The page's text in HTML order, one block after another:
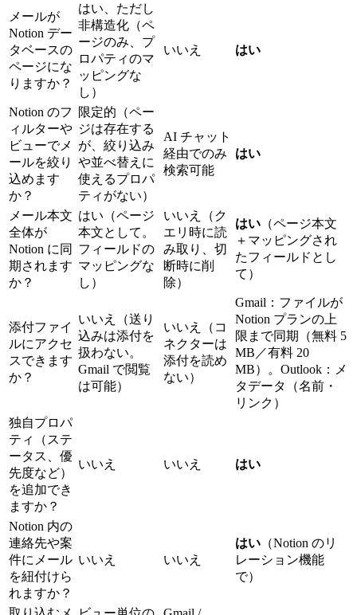
メールが
Notion デー
タベースの
ページにな
りますか？
はい、ただし
非構造化（ペ
ージのみ、プ
ロパティのマ
ッピングな
し）
いいえ はい
Notion のフ
ィルターや
ビューでメ
ールを絞り
込めます
か？
限定的（ペー
ジは存在する
が、絞り込み
や並べ替えに
使えるプロパ
ティがない）
AI チャット
経由でのみ
検索可能
はい
メール本文
全体が
Notion に同
期されます
か？
はい（ページ
本文として。
フィールドの
マッピングな
し）
いいえ（ク
エリ時に読
み取り、切
断時に削
除）
はい （ページ本文
＋マッピングされ
たフィールドとし
て）
添付ファイ
ルにアクセ
スできます
か？
いいえ（送り
込みは添付を
扱わない。
Gmail で閲覧
は可能）
いいえ（コ
ネクターは
添付を読め
ない）
Gmail：ファイルが
Notion プランの上
限まで同期（無料 5
MB／有料 20
MB）。Outlook：メ
タデータ（名前・
リンク）
独自プロパ
ティ（ステ
ータス、優
先度など）
を追加でき
ますか？
いいえ いいえ はい
Notion 内の
連絡先や案
件にメール
を紐付けら
れますか？
いいえ いいえ
はい （Notion のリ
レーション機能
で）